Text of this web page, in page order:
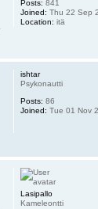
Posts: 841
Joined: Thu 22 Sep
Location: itä
ishtar
Psykonautti
Posts: 86
Joined: Tue 01 Nov
Lasipallo
Kameleontti